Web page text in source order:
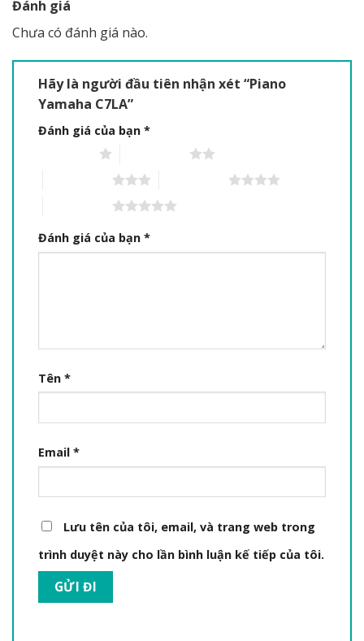
Đánh giá
Chưa có đánh giá nào.
Hãy là người đầu tiên nhận xét “Piano
Yamaha C7LA”
Đánh giá của bạn *
Đánh giá của bạn *
Tên *
Email *
Lưu tên của tôi, email, và trang web trong
trình duyệt này cho lần bình luận kế tiếp của tôi.